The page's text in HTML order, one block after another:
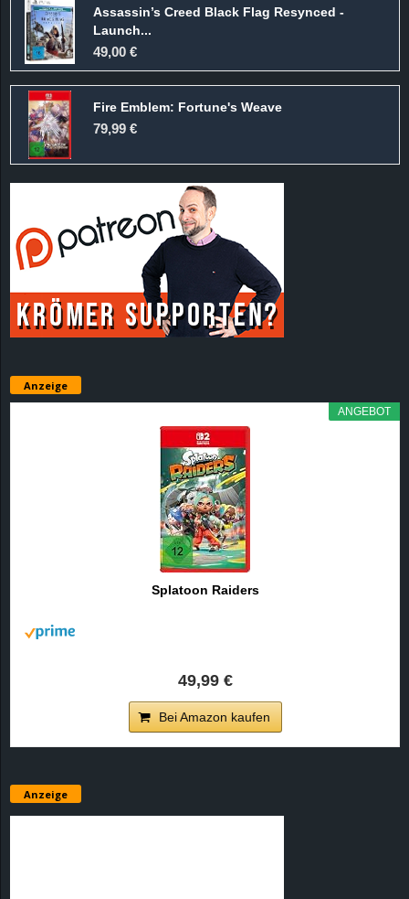
Assassin’s Creed Black Flag Resynced -
Launch...
49,00 €
Fire Emblem: Fortune's Weave
79,99 €
Anzeige
ANGEBOT
Splatoon Raiders
49,99 €
Bei Amazon kaufen
Anzeige